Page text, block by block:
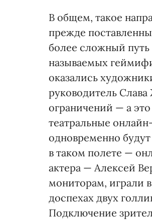
В общем, такое
прежде
более сложный путь
называемых
оказались
руководитель
ограничений — а
театральные
одновременно
в таком полете —
актера — Алексей
мониторам, играли
доспехах двух
Подключение